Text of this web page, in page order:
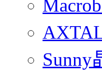
Sunny